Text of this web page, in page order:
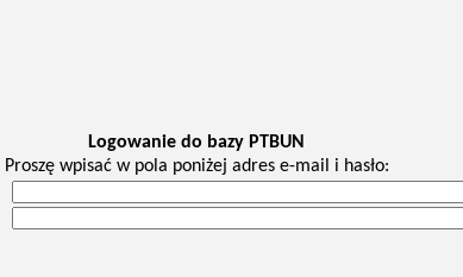
Logowanie do bazy PTBUN
Proszę wpisać w pola poniżej adres e-mail i hasło: